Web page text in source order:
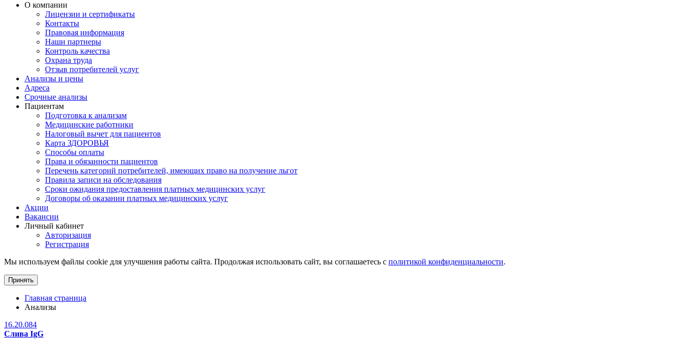
О компании
Лицензии и сертификаты
Контакты
Правовая информация
Наши партнеры
Контроль качества
Охрана труда
Отзыв потребителей услуг
Анализы и цены
Адреса
Срочные анализы
Пациентам
Подготовка к анализам
Медицинские работники
Налоговый вычет для пациентов
Карта ЗДОРОВЬЯ
Способы оплаты
Права и обязанности пациентов
Перечень категорий потребителей, имеющих право на получение льгот
Правила записи на обследования
Сроки ожидания предоставления платных медицинских услуг
Договоры об оказании платных медицинских услуг
Акции
Вакансии
Личный кабинет
Авторизация
Регистрация
Мы используем файлы cookie для улучшения работы сайта. Продолжая использовать сайт, вы соглашаетесь с политикой конфиденциальности.
Принять
Главная страница
Анализы
16.20.084
Слива IgG